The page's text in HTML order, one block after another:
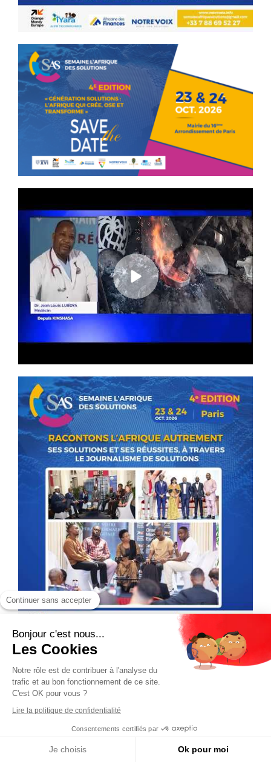
Continuer sans accepter
Bonjour c'est nous...
Les Cookies
Notre rôle est de contribuer à l'analyse du
trafic et au bon fonctionnement de ce site.
C'est OK pour vous ?
Lire la politique de confidentialité
Consentements certifiés par
Je choisis Ok pour moi